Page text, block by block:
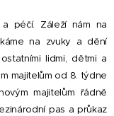
péčí. Záleží nám na
na zvuky a dění
lidmi, dětmi a
majitelům od 8. týdne
majitelům řádně
pas a průkaz